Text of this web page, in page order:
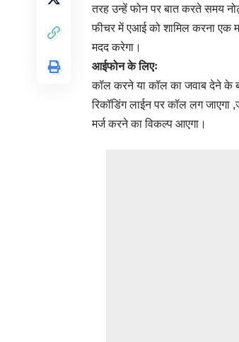
तरह उन्हें फोन पर बात करते समय
फीचर में एआई को शामिल करना एक
मदद करेगा।
आईफोन के लिएः
कॉल करने या कॉल का जवाब देने के
रिकॉडिंग लाईन पर कॉल लग जाएगा
मर्ज करने का विकल्प आएगा।